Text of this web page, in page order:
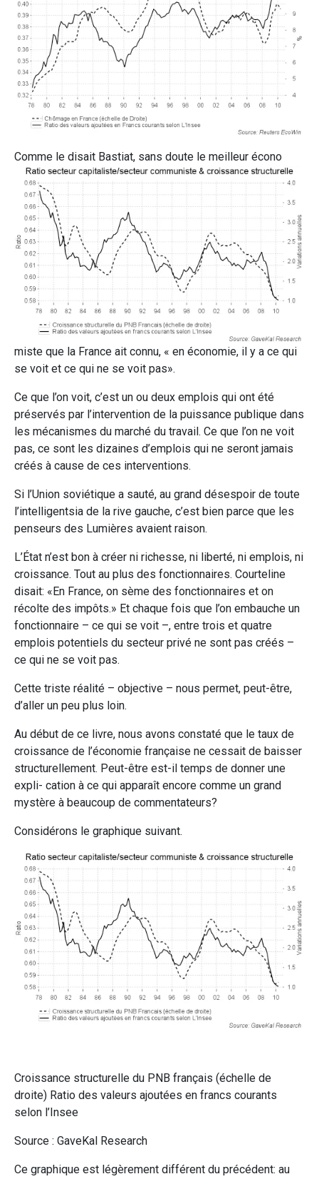
Comme le disait Bastiat, sans doute le meilleur écono
miste que la France ait connu, « en économie, il y a ce qui
se voit et ce qui ne se voit pas».
Ce que l’on voit, c’est un ou deux emplois qui ont été
préservés par l’intervention de la puissance publique dans
les mécanismes du marché du travail. Ce que l’on ne voit
pas, ce sont les dizaines d’emplois qui ne seront jamais
créés à cause de ces interventions.
Si l’Union soviétique a sauté, au grand désespoir de toute
l’intelligentsia de la rive gauche, c’est bien parce que les
penseurs des Lumières avaient raison.
L’État n’est bon à créer ni richesse, ni liberté, ni emplois, ni
croissance. Tout au plus des fonctionnaires. Courteline
disait: «En France, on sème des fonctionnaires et on
récolte des impôts.» Et chaque fois que l’on embauche un
fonctionnaire – ce qui se voit –, entre trois et quatre
emplois potentiels du secteur privé ne sont pas créés –
ce qui ne se voit pas.
Cette triste réalité – objective – nous permet, peut-être,
d’aller un peu plus loin.
Au début de ce livre, nous avons constaté que le taux de
croissance de l’économie française ne cessait de baisser
structurellement. Peut-être est-il temps de donner une
expli- cation à ce qui apparaît encore comme un grand
mystère à beaucoup de commentateurs?
Considérons le graphique suivant.
Croissance structurelle du PNB français (échelle de
droite) Ratio des valeurs ajoutées en francs courants
selon l’Insee
Source : GaveKal Research
Ce graphique est légèrement différent du précédent: au